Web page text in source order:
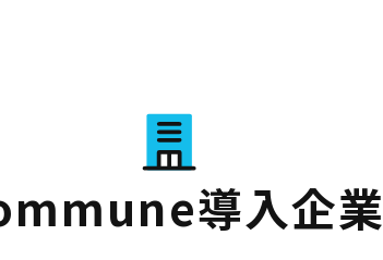
導入企業